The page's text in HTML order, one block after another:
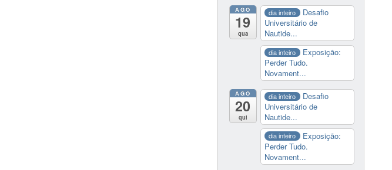
AGO
19
qua
dia inteiro
Desafio
Universitário de
Nautide...
dia inteiro
Exposição:
Perder Tudo.
Novament...
AGO
20
qui
dia inteiro
Desafio
Universitário de
Nautide...
dia inteiro
Exposição:
Perder Tudo.
Novament...